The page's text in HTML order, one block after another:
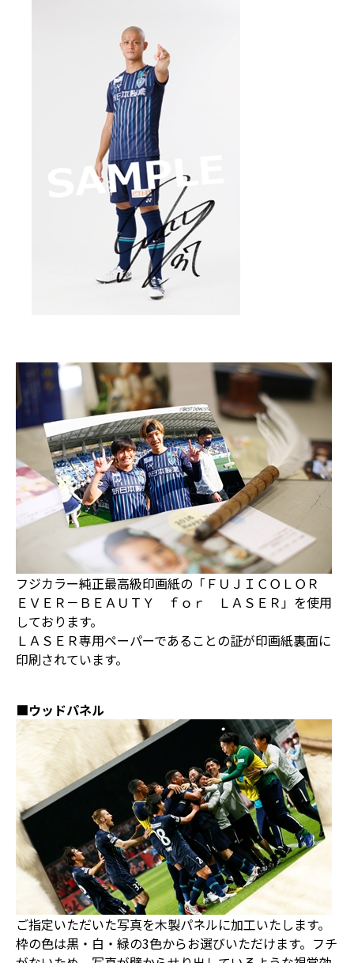
フジカラー純正最高級印画紙の「ＦＵＪＩＣＯＬＯＲ
ＥＶＥＲ－ＢＥＡＵＴＹ ｆｏｒ ＬＡＳＥＲ」を使用
しております。
ＬＡＳＥＲ専用ペーパーであることの証が印画紙裏面に
印刷されています。
■ウッドパネル
ご指定いただいた写真を木製パネルに加工いたします。
枠の色は黒・白・緑の3色からお選びいただけます。フチ